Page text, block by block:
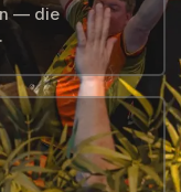
— die